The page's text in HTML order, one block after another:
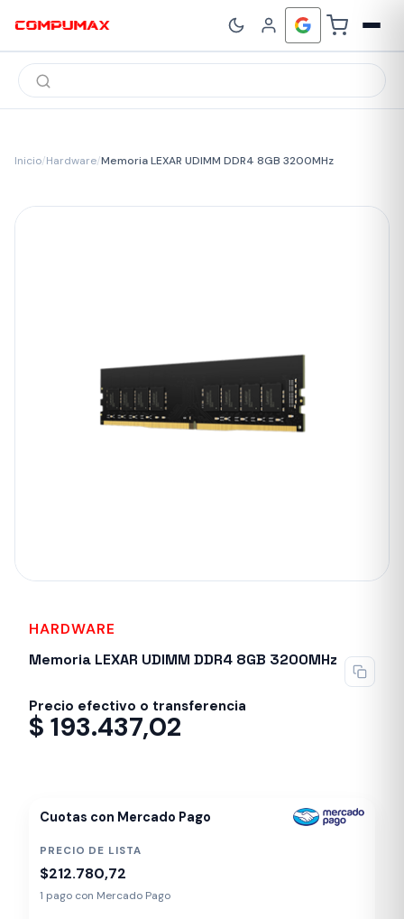
Búsqueda
de
productos
Inicio/Hardware/Memoria LEXAR UDIMM DDR4 8GB 3200MHz
HARDWARE
Memoria LEXAR UDIMM DDR4 8GB 3200MHz
Precio efectivo o transferencia
$ 193.437,02
Cuotas con Mercado Pago
PRECIO DE LISTA
$212.780,72
1 pago con Mercado Pago